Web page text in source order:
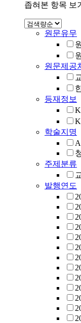
좁혀본 항목 보
원문유무
원문제공
등재정보
학술지명
주제분류
발행연도